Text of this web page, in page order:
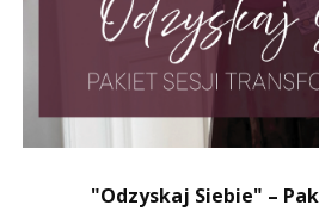
"Odzyskaj Siebie" –